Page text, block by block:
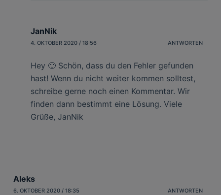
JanNik
4. OKTOBER 2020 / 18:56 ANTWORTEN
Hey 🙂 Schön, dass du den Fehler gefunden
hast! Wenn du nicht weiter kommen solltest,
schreibe gerne noch einen Kommentar. Wir
finden dann bestimmt eine Lösung. Viele
Grüße, JanNik
Aleks
6. OKTOBER 2020 / 18:35 ANTWORTEN